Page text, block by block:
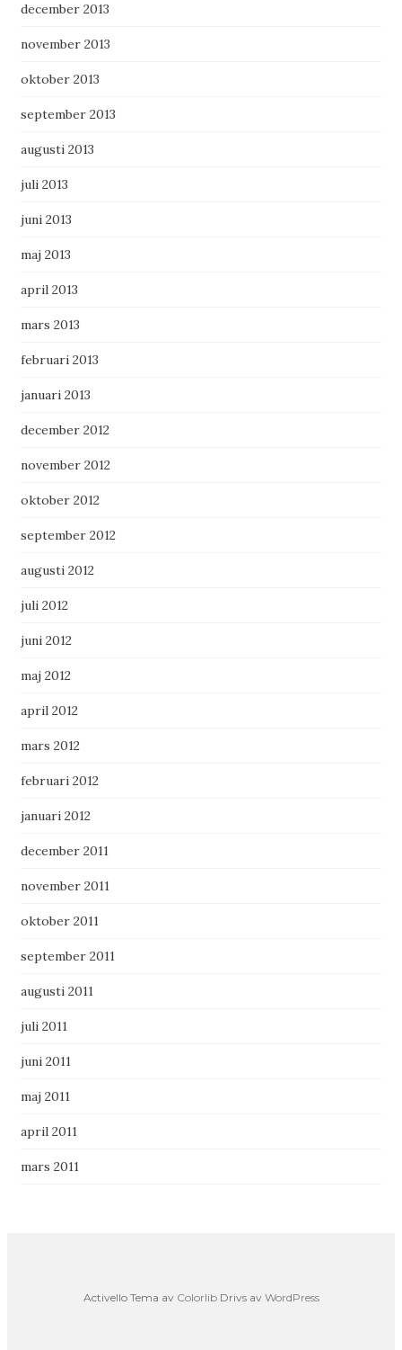
december 2013
november 2013
oktober 2013
september 2013
augusti 2013
juli 2013
juni 2013
maj 2013
april 2013
mars 2013
februari 2013
januari 2013
december 2012
november 2012
oktober 2012
september 2012
augusti 2012
juli 2012
juni 2012
maj 2012
april 2012
mars 2012
februari 2012
januari 2012
december 2011
november 2011
oktober 2011
september 2011
augusti 2011
juli 2011
juni 2011
maj 2011
april 2011
mars 2011
Activello Tema av ColorlibDrivs av WordPress